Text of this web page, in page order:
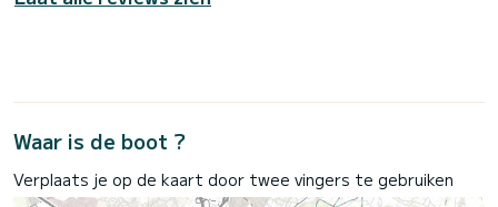
Waar is de boot ?
Verplaats je op de kaart door twee vingers te gebruiken